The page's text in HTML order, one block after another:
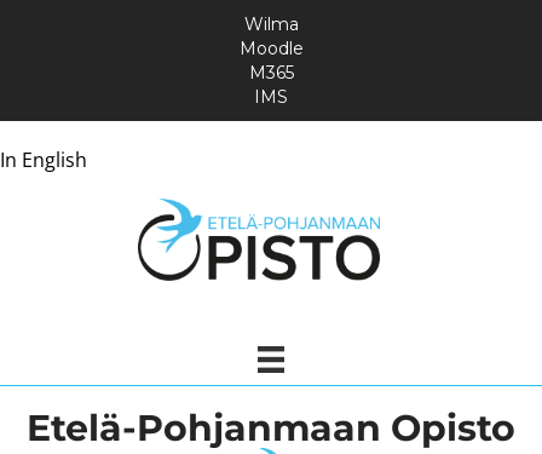
In English
Wilma
Moodle
M365
IMS
Etelä-Pohjanmaan Opisto